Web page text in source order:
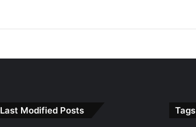
Last Modified Posts Tags